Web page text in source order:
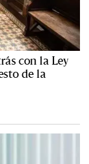
con la Ley
de la